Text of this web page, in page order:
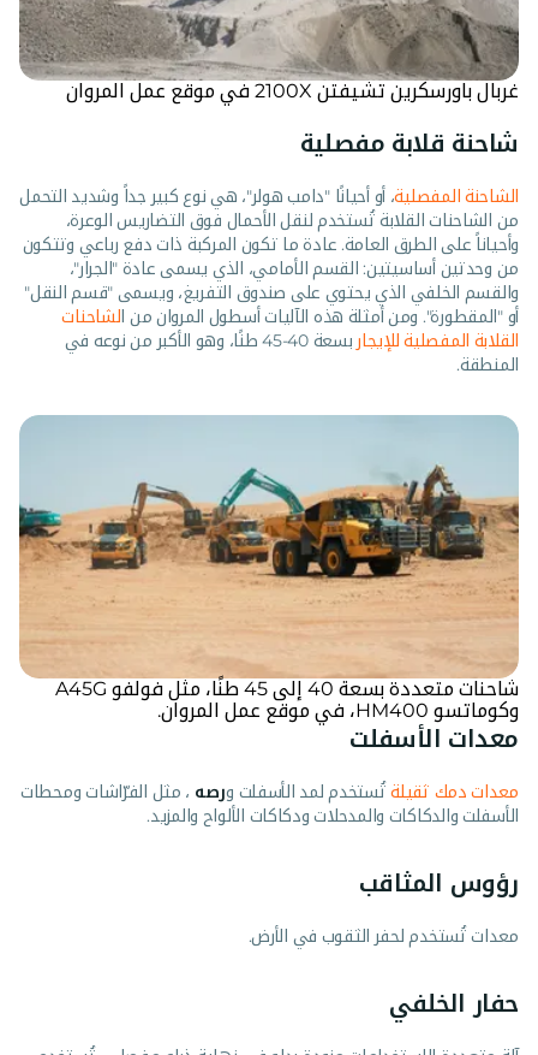
غربال باورسكرين تشيفتن 2100X في موقع عمل المروان
شاحنة قلابة مفصلية
الشاحنة المفصلية، أو أحيانًا "دامب هولر"، هي نوع كبير جداً وشديد التحمل
من الشاحنات القلابة تُستخدم لنقل الأحمال فوق التضاريس الوعرة،
وأحياناً على الطرق العامة. عادة ما تكون المركبة ذات دفع رباعي وتتكون
من وحدتين أساسيتين: القسم الأمامي، الذي يسمى عادة "الجرار"،
والقسم الخلفي الذي يحتوي على صندوق التفريغ، ويسمى "قسم النقل"
أو "المقطورة". ومن أمثلة هذه الآليات أسطول المروان من الشاحنات
القلابة المفصلية للإيجار
بسعة 40-45 طنًا، وهو الأكبر من نوعه في
المنطقة.
شاحنات متعددة بسعة 40 إلى 45 طنًا، مثل فولفو A45G
وكوماتسو HM400، في موقع عمل المروان.
معدات الأسفلت
معدات دمك ثقيلةتُستخدم لمد الأسفلت ورصه ، مثل الفرّاشات ومحطات
الأسفلت والدكاكات والمدحلات ودكاكات الألواح والمزيد.
رؤوس المثاقب
معدات تُستخدم لحفر الثقوب في الأرض.
حفار الخلفي